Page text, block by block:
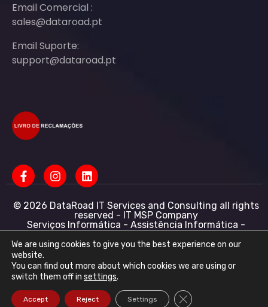
Email Comercial :
sales@dataroad.pt
Email Suporte:
support@dataroad.pt
© 2026 DataRoad IT Services and Consulting all rights
reserved - IT MSP Company
Serviços Informática - Assistência Informática -
Empresarial
DataRoad IT Services and Consulting LDA NIF:
513368078 - CAE: 62201-R4 - Capital Social :
50.001,00 € - Conservatória do registo comercial
R.N.P.C
We are using cookies to give you the best experience on our
website.
You can find out more about which cookies we are using or
switch them off in settings.
Accept Reject Settings Close GDPR Cookie